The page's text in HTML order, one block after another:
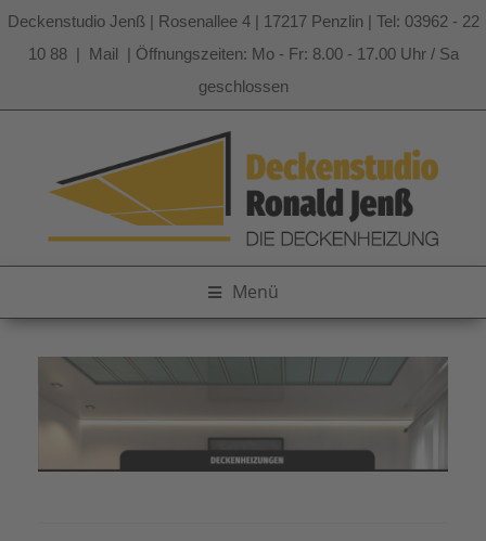
Deckenstudio Jenß | Rosenallee 4 | 17217 Penzlin | Tel: 03962 - 22
10 88 | Mail | Öffnungszeiten: Mo - Fr: 8.00 - 17.00 Uhr / Sa
geschlossen
springen
Menü